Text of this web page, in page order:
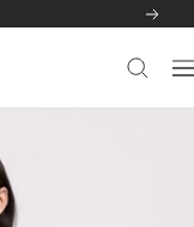
הקודם
ניווט